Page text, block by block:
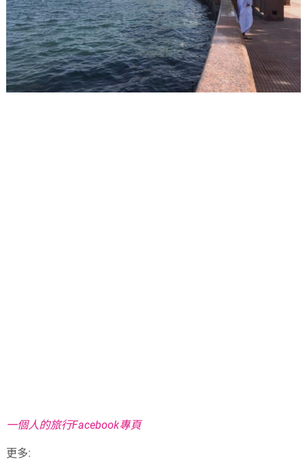
一個人的旅行Facebook專頁
更多: